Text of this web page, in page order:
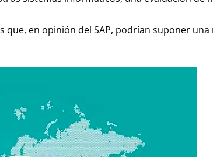
en opinión del SAP, podrían suponer una